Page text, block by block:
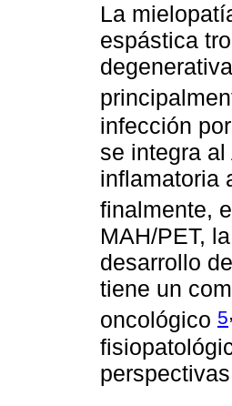
La
espástica
infección
se integra
inflamatoria
finalmente,
MAH/PET,
desarrollo
tiene un
oncológico 5,